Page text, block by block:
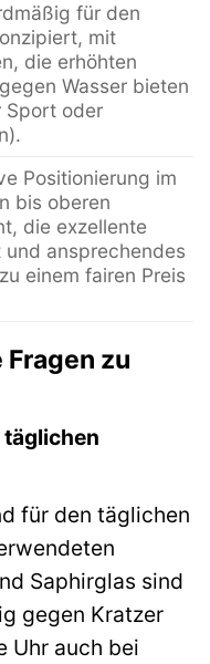
für den
mit
die erhöhten
Wasser bieten
Sport oder
Positionierung im
bis oberen
die exzellente
und ansprechendes
einem fairen Preis
Fragen zu
täglichen
für den täglichen
Saphirglas sind
gegen Kratzer
Uhr auch bei